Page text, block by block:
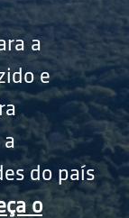
a
e
a
do país
o